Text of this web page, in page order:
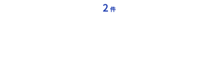
コン兄、マゾ執事、ツンデレ俺様令息、堅物一途虎獣人騎
2 件